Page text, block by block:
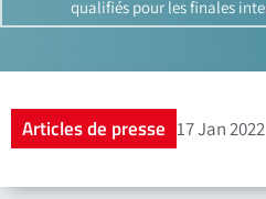
qualifiés pour les finales
Articles de presse 17 Jan 2022